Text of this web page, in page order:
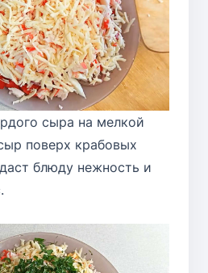
сыра на мелкой
поверх крабовых
блюду нежность и